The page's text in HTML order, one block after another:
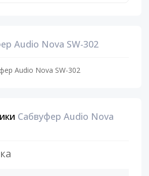
Audio Nova SW-302
Audio Nova SW-302
Сабвуфер Audio Nova